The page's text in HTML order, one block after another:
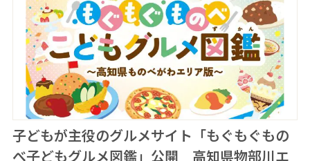
子どもが主役のグルメサイト「もぐもぐもの
べ子どもグルメ図鑑」公開 高知県物部川エ